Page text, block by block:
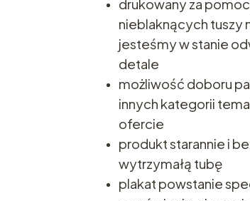
drukowany za
nieblaknących tuszy
jesteśmy w stanie
detale
możliwość doboru
innych kategorii
ofercie
produkt starannie i
wytrzymałą tubę
plakat powstanie